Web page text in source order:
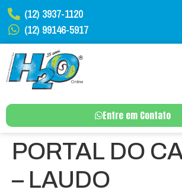
(12) 3937-1120
(12) 99146-5917
Entre em Contato
PORTAL DO
– LAUDO